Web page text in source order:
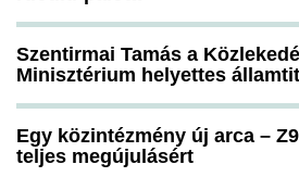
Szentirmai Tamás a
Minisztérium helyettes
Egy közintézmény új arca –
teljes megújulásért